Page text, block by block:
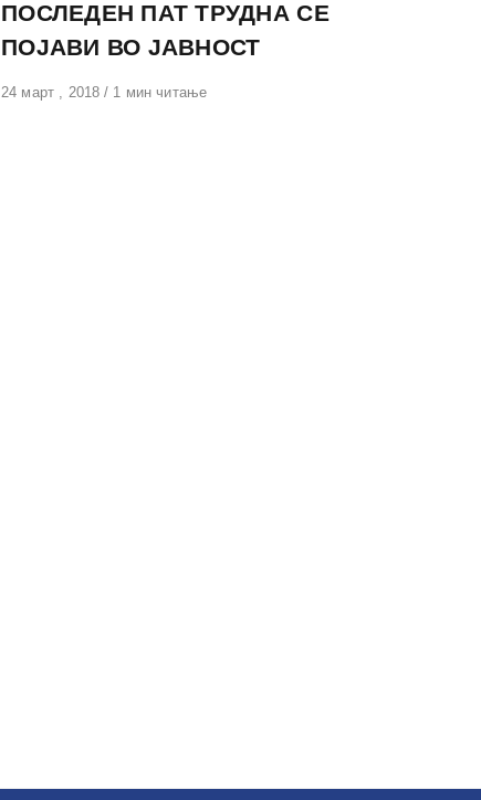
ПОСЛЕДЕН ПАТ ТРУДНА СЕ
ПОЈАВИ ВО ЈАВНОСТ
Објавено
24 март , 2018 1 мин читање